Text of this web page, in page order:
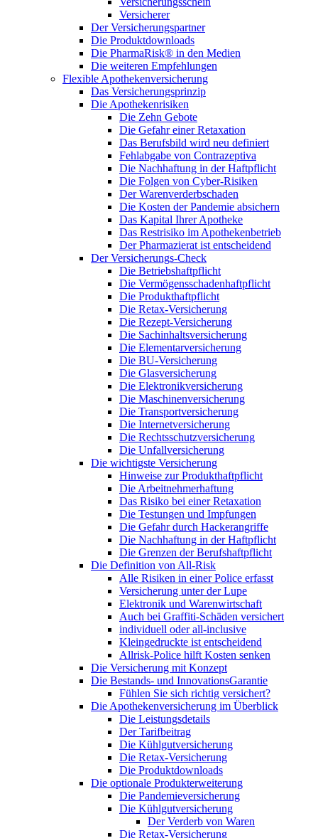
Versicherer
Der Versicherungspartner
Die Produktdownloads
Die PharmaRisk® in den Medien
Die weiteren Empfehlungen
Flexible Apothekenversicherung
Das Versicherungsprinzip
Die Apothekenrisiken
Die Zehn Gebote
Die Gefahr einer Retaxation
Das Berufsbild wird neu definiert
Fehlabgabe von Contrazeptiva
Die Nachhaftung in der Haftpflicht
Die Folgen von Cyber-Risiken
Der Warenverderbschaden
Die Kosten der Pandemie absichern
Das Kapital Ihrer Apotheke
Das Restrisiko im Apothekenbetrieb
Der Pharmazierat ist entscheidend
Der Versicherungs-Check
Die Betriebshaftpflicht
Die Vermögensschadenhaftpflicht
Die Produkthaftpflicht
Die Retax-Versicherung
Die Rezept-Versicherung
Die Sachinhaltsversicherung
Die Elementarversicherung
Die BU-Versicherung
Die Glasversicherung
Die Elektronikversicherung
Die Maschinenversicherung
Die Transportversicherung
Die Internetversicherung
Die Rechtsschutzversicherung
Die Unfallversicherung
Die wichtigste Versicherung
Hinweise zur Produkthaftpflicht
Die Arbeitnehmerhaftung
Das Risiko bei einer Retaxation
Die Testungen und Impfungen
Die Gefahr durch Hackerangriffe
Die Nachhaftung in der Haftpflicht
Die Grenzen der Berufshaftpflicht
Die Definition von All-Risk
Alle Risiken in einer Police erfasst
Versicherung unter der Lupe
Elektronik und Warenwirtschaft
Auch bei Graffiti-Schäden versichert
individuell oder all-inclusive
Kleingedruckte ist entscheidend
Allrisk-Police hilft Kosten senken
Die Versicherung mit Konzept
Die Bestands- und InnovationsGarantie
Fühlen Sie sich richtig versichert?
Die Apothekenversicherung im Überblick
Die Leistungsdetails
Der Tarifbeitrag
Die Kühlgutversicherung
Die Retax-Versicherung
Die Produktdownloads
Die optionale Produkterweiterung
Die Pandemieversicherung
Die Kühlgutversicherung
Der Verderb von Waren
Die Retax-Versicherung